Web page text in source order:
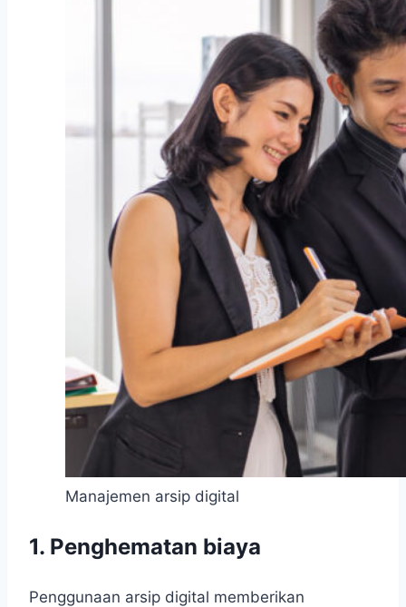
Manajemen arsip digital
1. Penghematan biaya
Penggunaan arsip digital memberikan